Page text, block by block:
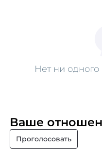
Нет ни одного
Ваше
Проголосовать